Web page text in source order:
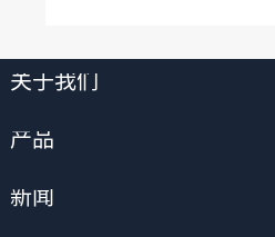
关于我们
产品
新闻